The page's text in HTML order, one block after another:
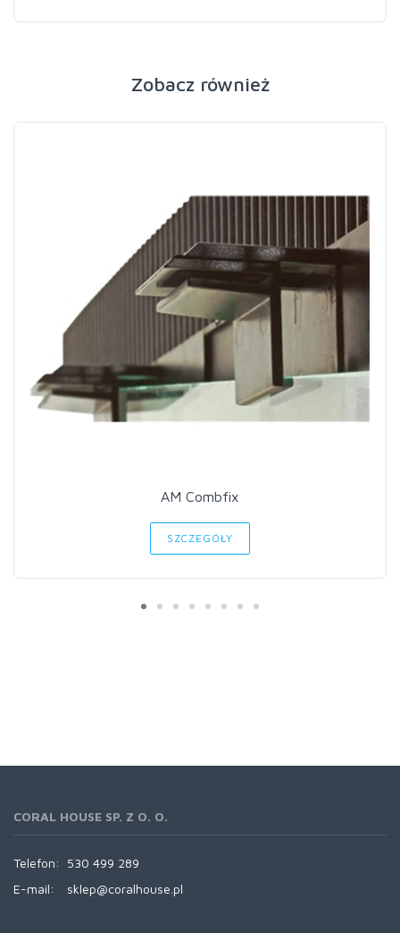
Zobacz również
AM Combfix
SZCZEGÓŁY
CORAL HOUSE SP. Z O. O.
Telefon:
530 499 289
E-mail:
sklep@coralhouse.pl